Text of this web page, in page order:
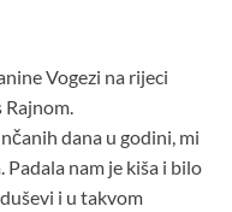
Vogezi na rijeci
Rajnom.
dana u godini, mi
Padala nam je kiša i bilo
i u takvom